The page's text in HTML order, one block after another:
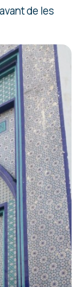
de les